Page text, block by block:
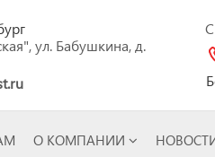
ул. Бабушкина, д.
О КОМПАНИИ